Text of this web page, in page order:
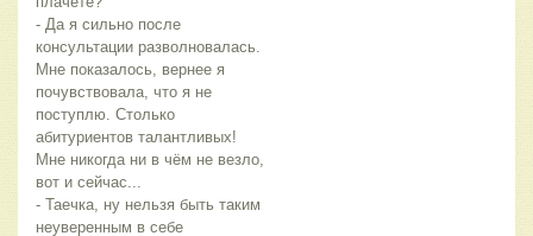
- Да я сильно после
консультации разволновалась.
Мне показалось, вернее я
почувствовала, что я не
поступлю. Столько
абитуриентов талантливых!
Мне никогда ни в чём не везло,
вот и сейчас...
- Таечка, ну нельзя быть таким
неуверенным в себе